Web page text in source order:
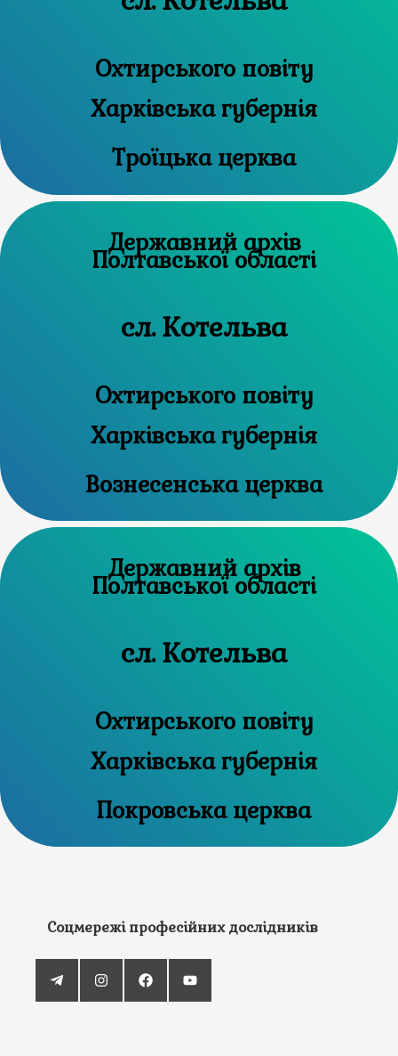
Охтирського повіту
Харківська губернія
Троїцька церква
Державний архів
Полтавської області
сл. Котельва
Охтирського повіту
Харківська губернія
Вознесенська церква
Державний архів
Полтавської області
сл. Котельва
Охтирського повіту
Харківська губернія
Покровська церква
Соцмережі професійних дослідників